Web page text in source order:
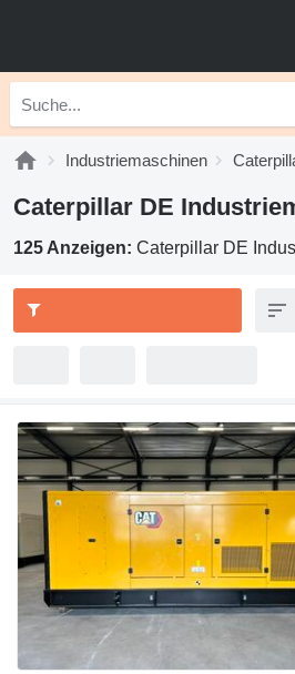
Industriemaschinen
Caterpillar DE
125 Anzeigen: Caterpillar DE